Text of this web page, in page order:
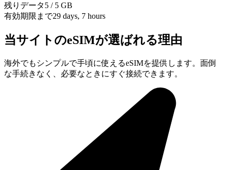
残りデータ5 / 5 GB
有効期限まで29 days, 7 hours
当サイトのeSIMが選ばれる理由
海外でもシンプルで手頃に使えるeSIMを提供します。面倒
な手続きなく、必要なときにすぐ接続できます。